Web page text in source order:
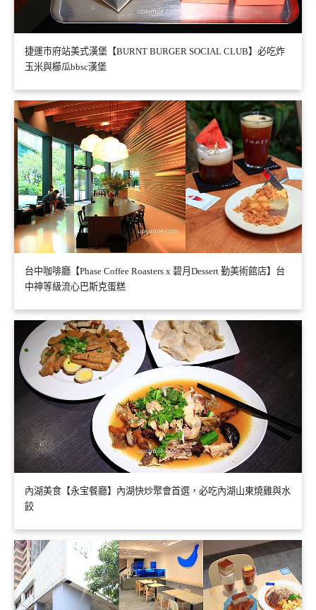
捷運市府站美式漢堡【BURNT BURGER SOCIAL CLUB】必吃炸
玉米與櫛瓜bbsc漢堡
台中咖啡廳【Phase Coffee Roasters x 碧月Dessert 勤美術館店】台
中神等級流心巴斯克蛋糕
內湖美食【永宝餐廳】內湖快炒聚會首選，必吃內湖山東燒雞與水
餃